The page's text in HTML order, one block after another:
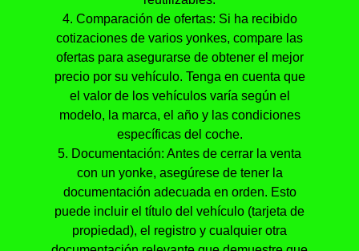
4. Comparación de ofertas: Si ha recibido
cotizaciones de varios yonkes, compare las
ofertas para asegurarse de obtener el mejor
precio por su vehículo. Tenga en cuenta que
el valor de los vehículos varía según el
modelo, la marca, el año y las condiciones
específicas del coche.
5. Documentación: Antes de cerrar la venta
con un yonke, asegúrese de tener la
documentación adecuada en orden. Esto
puede incluir el título del vehículo (tarjeta de
propiedad), el registro y cualquier otra